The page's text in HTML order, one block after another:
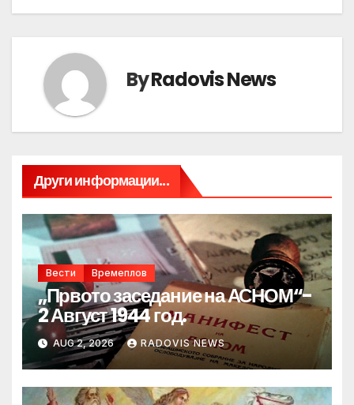
ByRadovis News
Други информации...
Вести Времеплов
„Првото заседание на АСНОМ“-
2 Август 1944 год.
AUG 2, 2026 RADOVIS NEWS